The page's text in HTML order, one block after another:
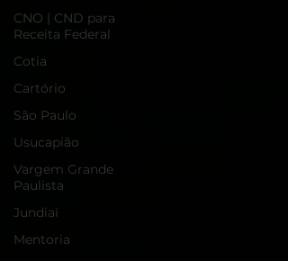
CNO | CND para
Receita Federal
Cotia
Cartório
São Paulo
Usucapião
Vargem Grande
Paulista
Jundiaí
Mentoria